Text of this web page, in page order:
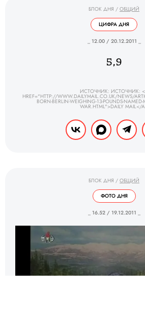
БЛОК ДНЯ / ОБЩИЙ
ЦИФРА ДНЯ
_ 12.00 / 20.12.2011 _
5,9
ИСТОЧНИК: ИСТОЧНИК:
HREF="HTTP://WWW.DAILYMAIL.CO.UK/NEWS/
BORN-BERLIN-WEIGHING-13-POUNDS-NAMED-
WAR.HTML">DAILY MAIL</
БЛОК ДНЯ / ОБЩИЙ
ФОТО ДНЯ
_ 16.52 / 19.12.2011 _